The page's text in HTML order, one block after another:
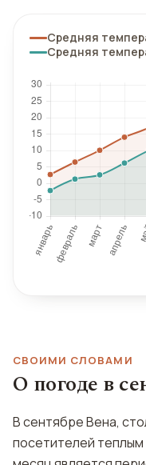
Средняя
Средняя
СВОИМИ СЛОВАМИ
О погоде в
В сентябре Вена,
посетителей